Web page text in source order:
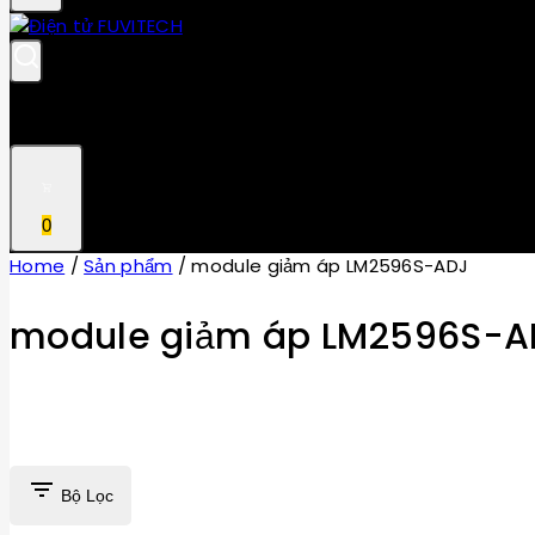
0
Home / Sản phẩm / module giảm áp LM2596S-ADJ
module giảm áp LM2596S-
Bộ Lọc